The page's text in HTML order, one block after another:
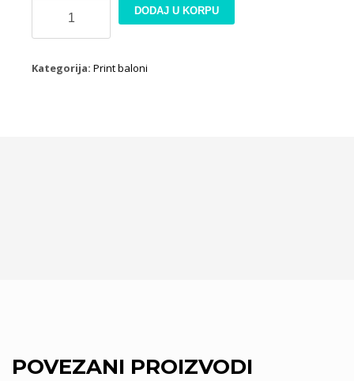
crveni
DODAJ U KORPU
Kategorija: Print baloni
POVEZANI PROIZVODI